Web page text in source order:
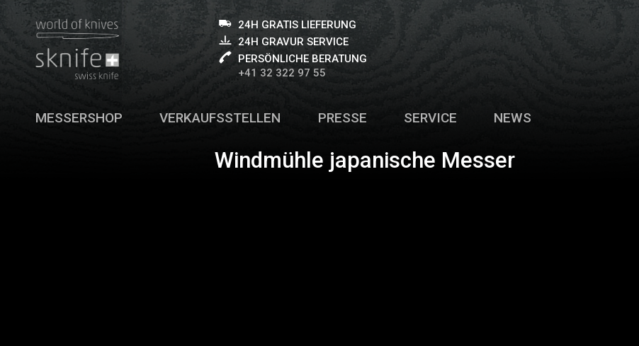
24H GRATIS LIEFERUNG
24H GRAVUR SERVICE
PERSÖNLICHE BERATUNG
+41 32 322 97 55
MESSERSHOP VERKAUFSSTELLEN PRESSE SERVICE NEWS
Windmühle japanische Messer